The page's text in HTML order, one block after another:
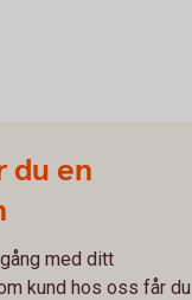
du en
med ditt
kund hos oss får du